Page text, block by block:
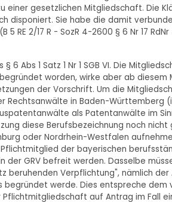
gesetzlichen Mitgliedschaft. Die
disponiert. Sie habe die damit
5 RE 2/17 R - SozR 4-2600 § 6 Nr 17
Abs 1 Satz 1 Nr 1 SGB VI. Die
worden, wirke aber ab diesem
der Vorschrift. Um die
Rechtsanwälte in Baden-Württemberg
als Patentanwälte im
diese Berufsbezeichnung noch
oder Nordrhein-Westfalen
der bayerischen
der GRV befreit werden. Dasselbe
Verpflichtung", nämlich
werde. Dies entspreche dem
auf Antrag im Fall